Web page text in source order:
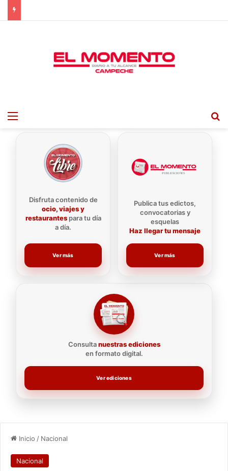
Menu
Disfruta contenido de
ocio, viajes y
restaurantespara tu día
a día.
Ver más
Consultanuestras ediciones
en formato digital.
Ver ediciones
Publica tus edictos,
convocatorias y
esquelas
Haz llegar tu mensaje
Ver más
Inicio / Nacional
Nacional